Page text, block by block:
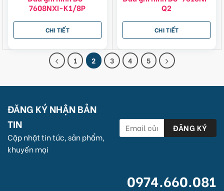
7608NXI-K1/8P
CHI TIẾT
Q2
CHI TIẾT
1 2 3 4 5
ĐĂNG KÝ NHẬN BẢN
TIN
Cập nhật tin tức, sản phẩm,
khuyến mại
0974.660.081